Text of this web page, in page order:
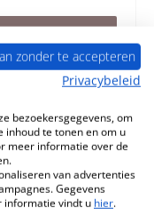
RAIS Odina
zonder te accepteren
Privacybeleid
bezoekersgegevens, om
inhoud te tonen en om u
meer informatie over de
van advertenties
Gegevens
informatie vindt u hier.